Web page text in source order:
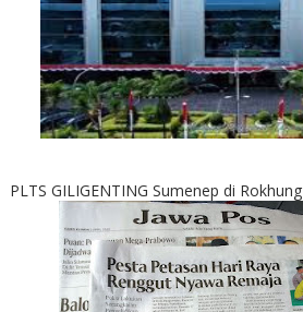
PLTS GILIGENTING Sumenep di Rokhung